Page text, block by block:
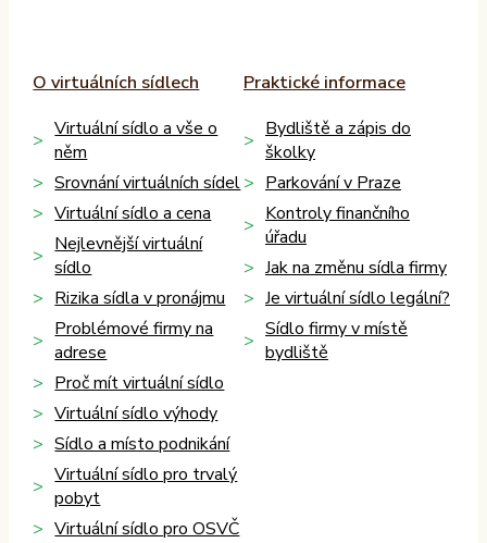
O virtuálních sídlech
Virtuální sídlo a vše o
něm
Srovnání virtuálních sídel
Virtuální sídlo a cena
Nejlevnější virtuální
sídlo
Rizika sídla v pronájmu
Problémové firmy na
adrese
Proč mít virtuální sídlo
Virtuální sídlo výhody
Sídlo a místo podnikání
Virtuální sídlo pro trvalý
pobyt
Virtuální sídlo pro OSVČ
Praktické informace
Bydliště a zápis do
školky
Parkování v Praze
Kontroly finančního
úřadu
Jak na změnu sídla firmy
Je virtuální sídlo legální?
Sídlo firmy v místě
bydliště